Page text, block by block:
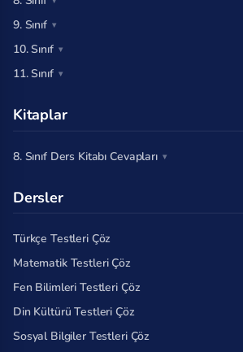
9. Sınıf
10. Sınıf
11. Sınıf
Kitaplar
8. Sınıf Ders Kitabı Cevapları
Dersler
Türkçe Testleri Çöz
Matematik Testleri Çöz
Fen Bilimleri Testleri Çöz
Din Kültürü Testleri Çöz
Sosyal Bilgiler Testleri Çöz